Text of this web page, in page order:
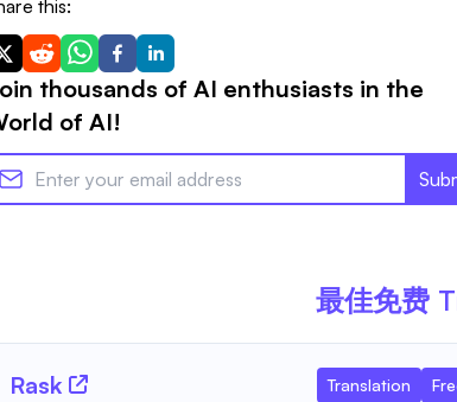
this:
thousands of AI enthusiasts in the
of AI!
最佳免费
Rask Translation